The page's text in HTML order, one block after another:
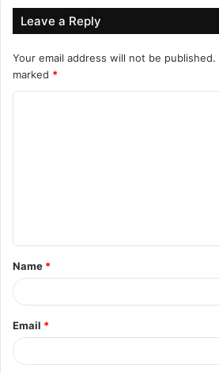
Leave a Reply
Your email address will not be published.
marked *
t
*
Name *
Email *